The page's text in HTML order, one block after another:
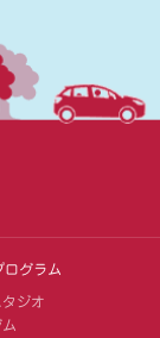
ログラム
タジオ
ム